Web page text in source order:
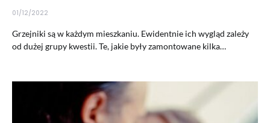
01/12/2022
Grzejniki są w każdym mieszkaniu. Ewidentnie ich wygląd zależy
od dużej grupy kwestii. Te, jakie były zamontowane kilka…